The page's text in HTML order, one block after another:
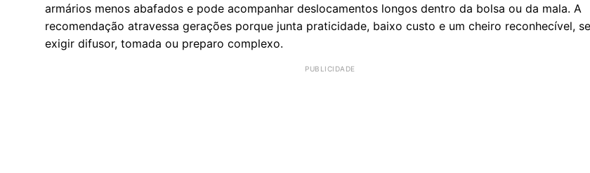
armários menos abafados e pode acompanhar deslocamentos longos dentro da bolsa ou da mala. A
recomendação atravessa gerações porque junta praticidade, baixo custo e um cheiro reconhecível,
exigir difusor, tomada ou preparo complexo.